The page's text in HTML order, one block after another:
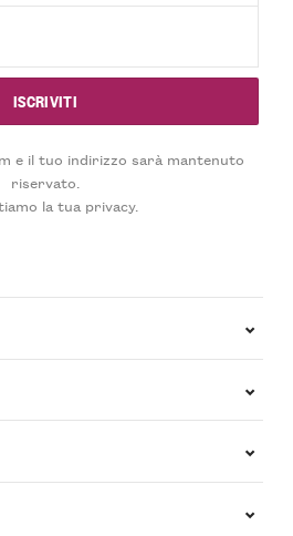
e il tuo indirizzo sarà mantenuto
riservato.
la tua privacy.